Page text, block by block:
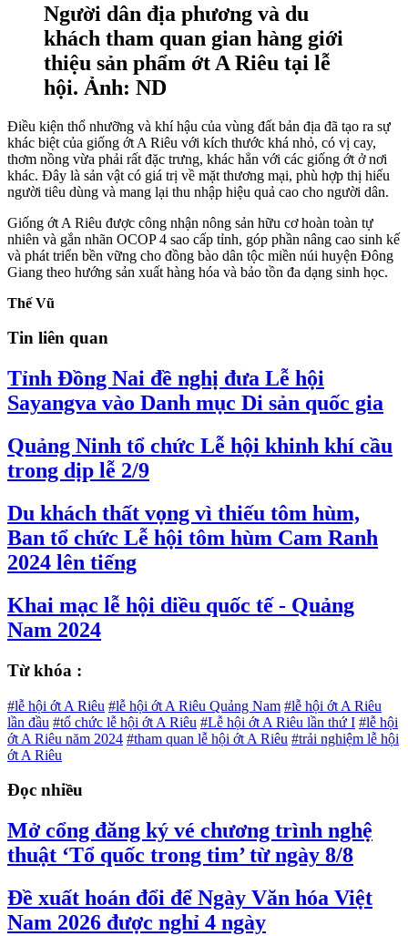
Người dân địa phương và du
khách tham quan gian hàng giới
thiệu sản phẩm ớt A Riêu tại lễ
hội. Ảnh: ND
Điều kiện thổ nhưỡng và khí hậu của vùng đất bản địa đã tạo ra sự
khác biệt của giống ớt A Riêu với kích thước khá nhỏ, có vị cay,
thơm nồng vừa phải rất đặc trưng, khác hẳn với các giống ớt ở nơi
khác. Đây là sản vật có giá trị về mặt thương mại, phù hợp thị hiếu
người tiêu dùng và mang lại thu nhập hiệu quả cao cho người dân.
Giống ớt A Riêu được công nhận nông sản hữu cơ hoàn toàn tự
nhiên và gắn nhãn OCOP 4 sao cấp tỉnh, góp phần nâng cao sinh kế
và phát triển bền vững cho đồng bào dân tộc miền núi huyện Đông
Giang theo hướng sản xuất hàng hóa và bảo tồn đa dạng sinh học.
Thế Vũ
Tin liên quan
Tỉnh Đồng Nai đề nghị đưa Lễ hội
Sayangva vào Danh mục Di sản quốc gia
Quảng Ninh tổ chức Lễ hội khinh khí cầu
trong dịp lễ 2/9
Du khách thất vọng vì thiếu tôm hùm,
Ban tổ chức Lễ hội tôm hùm Cam Ranh
2024 lên tiếng
Khai mạc lễ hội diều quốc tế - Quảng
Nam 2024
Từ khóa :
#lễ hội ớt A Riêu #lễ hội ớt A Riêu Quảng Nam #lễ hội ớt A Riêu
lần đầu #tổ chức lễ hội ớt A Riêu #Lễ hội ớt A Riêu lần thứ I #lễ hội
ớt A Riêu năm 2024 #tham quan lễ hội ớt A Riêu #trải nghiệm lễ hội
ớt A Riêu
Đọc nhiều
Mở cổng đăng ký vé chương trình nghệ
thuật ‘Tổ quốc trong tim’ từ ngày 8/8
Đề xuất hoán đổi để Ngày Văn hóa Việt
Nam 2026 được nghỉ 4 ngày